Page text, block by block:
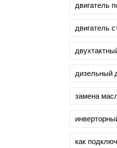
двигатель
двигатель
дизельный
замена
как